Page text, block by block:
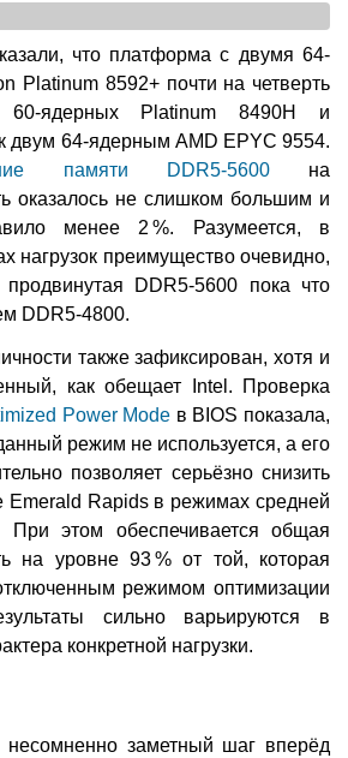
что платформа с двумя 64-
Platinum 8592+ почти на четверть
60-ядерных Platinum 8490H и
к двум 64-ядерным AMD EPYC 9554.
памяти DDR5-5600на
оказалось не слишком большим и
менее 2 %. Разумеется, в
нагрузок преимущество очевидно,
DDR5-5600 пока что
DDR5-4800.
также зафиксирован, хотя и
как обещает Intel. Проверка
Power Mode в BIOS показала,
режим не используется, а его
позволяет серьёзно снизить
Emerald Rapids в режимах средней
При этом обеспечивается общая
на уровне 93 % от той, которая
режимом оптимизации
сильно варьируются в
конкретной нагрузки.
заметный шаг вперёд